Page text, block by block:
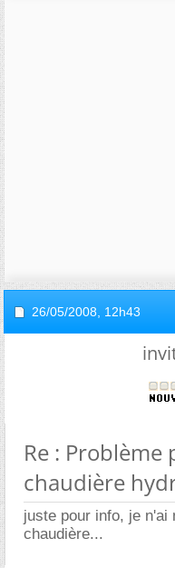
26/05/2008, 12h43
Re : Problème
chaudière
juste pour info, je n'ai
chaudière...